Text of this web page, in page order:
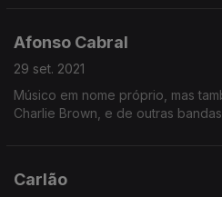
Afonso Cabral
29 set. 2021
Músico em nome próprio, mas
Charlie Brown, e de outras
Carlão